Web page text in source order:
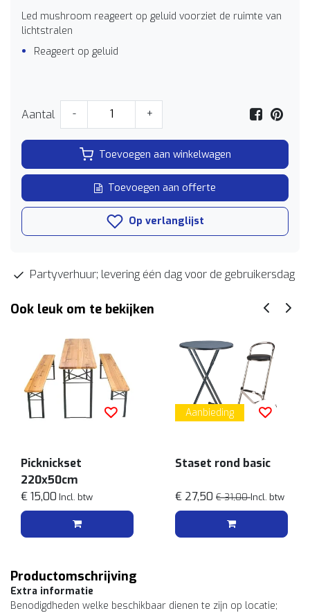
Led mushroom reageert op geluid voorziet de ruimte van
lichtstralen
Reageert op geluid
Aantal - +
Toevoegen aan winkelwagen
Toevoegen aan offerte
Op verlanglijst
Partyverhuur; levering één dag voor de gebruikersdag
Ook leuk om te bekijken
Picknickset
220x50cm
€ 15,00 Incl. btw
Aanbieding
Staset rond basic
€ 27,50 € 31,00Incl. btw
Productomschrijving
Extra informatie
Benodigdheden welke beschikbaar dienen te zijn op locatie;